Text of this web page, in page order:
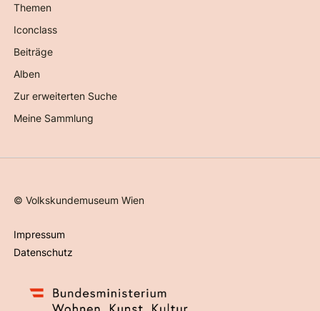
Themen
Iconclass
Beiträge
Alben
Zur erweiterten Suche
Meine Sammlung
©Volkskundemuseum Wien
Impressum
Datenschutz